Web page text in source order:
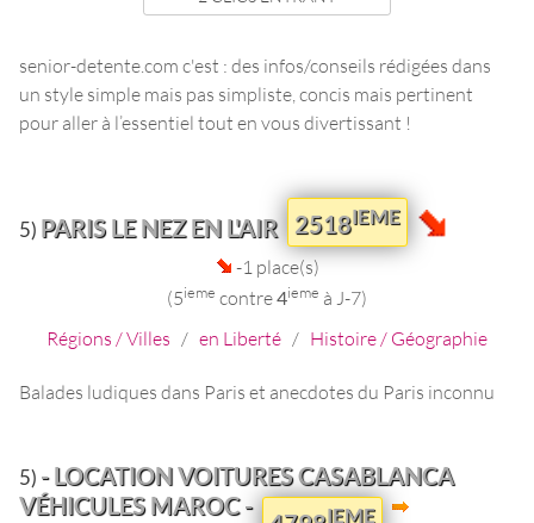
senior-detente.com c'est : des infos/conseils rédigées dans
un style simple mais pas simpliste, concis mais pertinent
pour aller à l’essentiel tout en vous divertissant !
5) PARIS LE NEZ EN L'AIR 2518IEME
-1 place(s)
(5ieme contre4ieme à J-7)
Régions / Villes / en Liberté / Histoire / Géographie
Balades ludiques dans Paris et anecdotes du Paris inconnu
5) - LOCATION VOITURES CASABLANCA
VÉHICULES MAROC -
IEME